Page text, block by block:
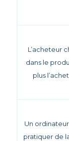
L’acheteur
dans le
plus
Un
pratiquer de